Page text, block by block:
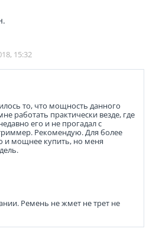
15:32
то, что мощность данного
работать практически везде, где
его и не прогадал с
Рекомендую. Для более
и мощнее купить, но меня
Ремень не жмет не трет не